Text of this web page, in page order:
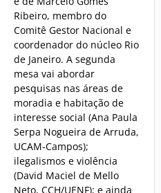
Ribeiro, membro do
Comitê Gestor Nacional e
coordenador do núcleo Rio
de Janeiro. A segunda
mesa vai abordar
pesquisas nas áreas de
moradia e habitação de
interesse social (Ana Paula
Serpa Nogueira de Arruda,
UCAM-Campos);
ilegalismos e violência
(David Maciel de Mello
Neto, CCH/UENF); e ainda